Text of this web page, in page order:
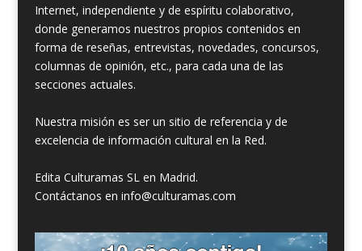
Internet, independiente y de espíritu colaborativo,
donde generamos nuestros propios contenidos en
forma de reseñas, entrevistas, novedades, concursos,
columnas de opinión, etc., para cada una de las
secciones actuales.
Nuestra misión es ser un sitio de referencia y de
excelencia de información cultural en la Red.
Edita Culturamas SL en Madrid.
Contáctanos en info@culturamas.com